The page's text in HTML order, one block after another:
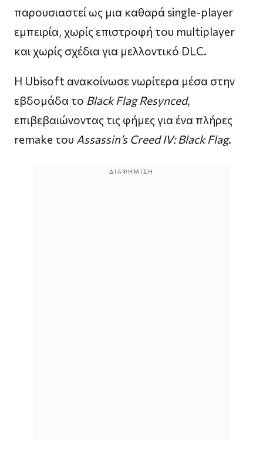
παρουσιαστεί ως μια καθαρά single-player
εμπειρία, χωρίς επιστροφή του multiplayer
και χωρίς σχέδια για μελλοντικό DLC.
Η Ubisoft ανακοίνωσε νωρίτερα μέσα στην
εβδομάδα το Black Flag Resynced,
επιβεβαιώνοντας τις φήμες για ένα πλήρες
remake του Assassin’s Creed IV: Black Flag.
ΔΙΑΦΉΜΙΣΗ